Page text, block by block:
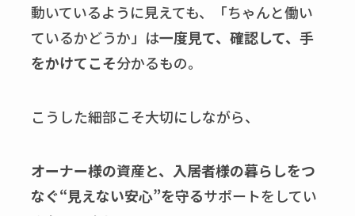
動いているように見えても、「ちゃんと働い
ているかどうか」は一度見て、確認して、手
をかけてこそ分かるもの。
こうした細部こそ大切にしながら、
オーナー様の資産と、入居者様の暮らしをつ
なぐ“見えない安心”を守るサポートをしてい